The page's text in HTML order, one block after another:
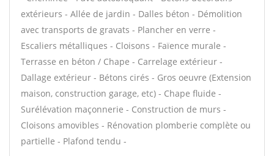
extérieurs - Allée de jardin - Dalles béton - Démolition
avec transports de gravats - Plancher en verre -
Escaliers métalliques - Cloisons - Faïence murale -
Terrasse en béton / Chape - Carrelage extérieur -
Dallage extérieur - Bétons cirés - Gros oeuvre (Extension
maison, construction garage, etc) - Chape fluide -
Surélévation maçonnerie - Construction de murs -
Cloisons amovibles - Rénovation plomberie complète ou
partielle - Plafond tendu -